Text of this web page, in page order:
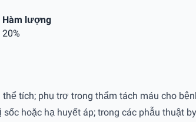
Hàm lượng
20%
tích; phụ trợ trong thẩm tách máu cho
sốc hoặc hạ huyết áp; trong các phẫu thuật